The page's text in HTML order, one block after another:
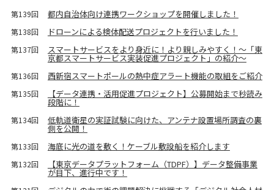
第139回 都内自治体向け連携ワークショップを開催しました！
第138回 ドローンによる検体配送プロジェクトを行いました！
第137回 スマートサービスをより身近に！より親しみやすく！～「東
京都スマートサービス実装促進プロジェクト」の紹介～
第136回 西新宿スマートポールの熱中症アラート機能の取組をご紹介
第135回 【データ連携・活用促進プロジェクト】公募開始まで秒読み
段階に！
第134回 低軌道衛星の実証試験に向けた、アンテナ設置場所調査の裏
側を公開！
第133回 海底に光の道を敷く！ケーブル敷設船を紹介します
第132回 【東京データプラットフォーム（TDPF）】データ整備事業
が目下、進行中です！